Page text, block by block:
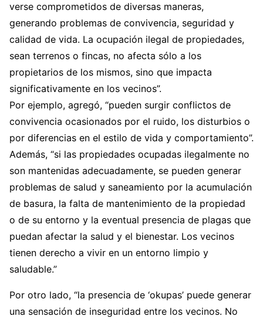
verse comprometidos de diversas maneras,
generando problemas de convivencia, seguridad y
calidad de vida. La ocupación ilegal de propiedades,
sean terrenos o fincas, no afecta sólo a los
propietarios de los mismos, sino que impacta
significativamente en los vecinos”.
Por ejemplo, agregó, “pueden surgir conflictos de
convivencia ocasionados por el ruido, los disturbios o
por diferencias en el estilo de vida y comportamiento”.
Además, “si las propiedades ocupadas ilegalmente no
son mantenidas adecuadamente, se pueden generar
problemas de salud y saneamiento por la acumulación
de basura, la falta de mantenimiento de la propiedad
o de su entorno y la eventual presencia de plagas que
puedan afectar la salud y el bienestar. Los vecinos
tienen derecho a vivir en un entorno limpio y
saludable.”
Por otro lado, “la presencia de ‘okupas’ puede generar
una sensación de inseguridad entre los vecinos. No